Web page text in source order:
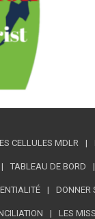
CELLULES MDLR
TABLEAU DE BORD
DONNER
LES